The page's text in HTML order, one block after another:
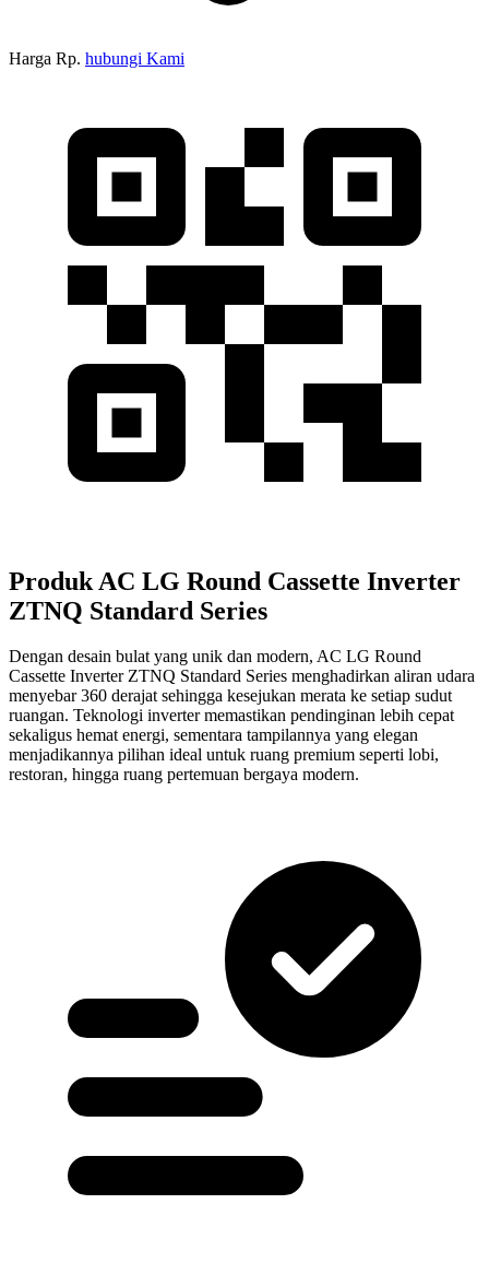
Harga Rp. hubungi Kami
Produk AC LG Round Cassette Inverter
ZTNQ Standard Series
Dengan desain bulat yang unik dan modern, AC LG Round
Cassette Inverter ZTNQ Standard Series menghadirkan aliran udara
menyebar 360 derajat sehingga kesejukan merata ke setiap sudut
ruangan. Teknologi inverter memastikan pendinginan lebih cepat
sekaligus hemat energi, sementara tampilannya yang elegan
menjadikannya pilihan ideal untuk ruang premium seperti lobi,
restoran, hingga ruang pertemuan bergaya modern.